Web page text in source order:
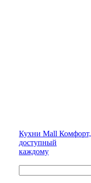
Кухни Mall Комфорт,
доступный
каждому